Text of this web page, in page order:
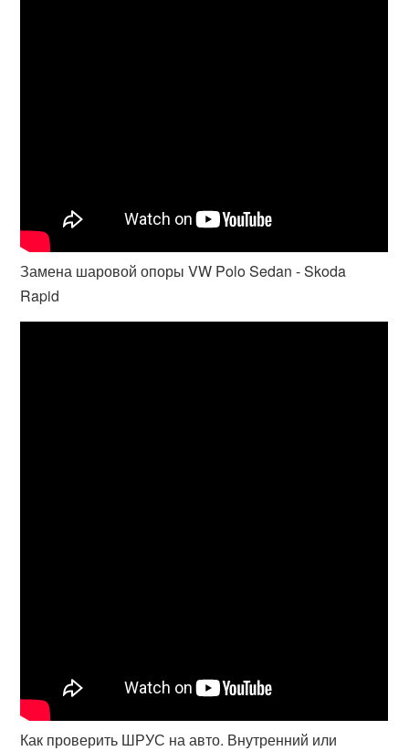
Замена шаровой опоры VW Polo Sedan - Skoda
Rapid
Как проверить ШРУС на авто. Внутренний или